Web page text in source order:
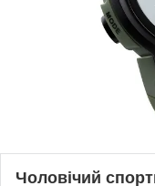
Чоловічий